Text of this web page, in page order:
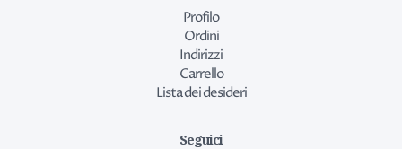
Profilo
Ordini
Indirizzi
Carrello
Lista dei desideri
Seguici